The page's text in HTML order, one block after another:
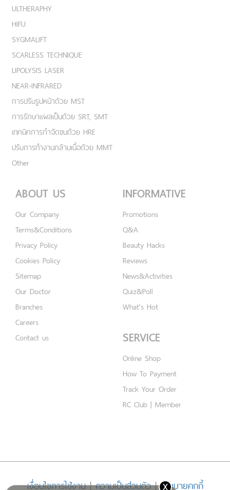
x
ULTHERAPHY
HIFU
SYGMALIFT
SCARLESS TECHNIQUE
LIPOLYSIS LASER
NEAR-INFRARED
การปรับรูปหน้าด้วย MST
การรักษาแผลเป็นด้วย SRT, SMT
เทคนิคการกำจัดขนด้วย HRE
ปรับการทำงานกล้ามเนื้อด้วย MMT
Other
ABOUT US
Our Company
Terms&Conditions
Privacy Policy
Cookies Policy
Sitemap
Our Doctor
Branches
Careers
Contact us
INFORMATIVE
Promotions
Q&A
Beauty Hacks
Reviews
News&Activities
Quiz&Poll
What's Hot
SERVICE
Online Shop
How To Payment
Track Your Order
RC Club | Member
เงื่อนไขการใช้งาน|ความเป็นส่วนตัว|นโยบายคุกกี้